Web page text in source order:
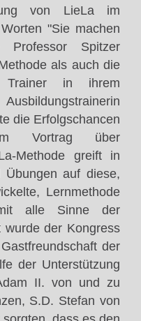
von LieLa im
"Sie machen
Professor Spitzer
als auch die
Trainer in ihrem
die Erfolgschancen
Vortrag über
Methode greift in
auf diese,
Lernmethode
alle Sinne der
wurde der Kongress
der
der Unterstützung
II. von und zu
S.D. Stefan von